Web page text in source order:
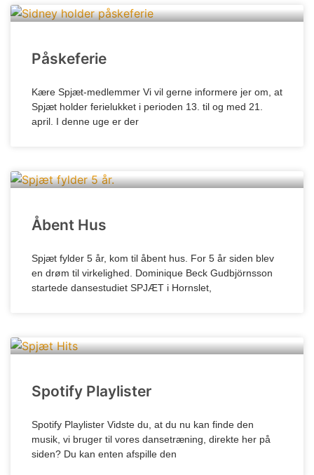
Påskeferie
Kære Spjæt-medlemmer Vi vil gerne informere jer om, at
Spjæt holder ferielukket i perioden 13. til og med 21.
april. I denne uge er der
Åbent Hus
Spjæt fylder 5 år, kom til åbent hus. For 5 år siden blev
en drøm til virkelighed. Dominique Beck Gudbjörnsson
startede dansestudiet SPJÆT i Hornslet,
Spotify Playlister
Spotify Playlister Vidste du, at du nu kan finde den
musik, vi bruger til vores dansetræning, direkte her på
siden? Du kan enten afspille den